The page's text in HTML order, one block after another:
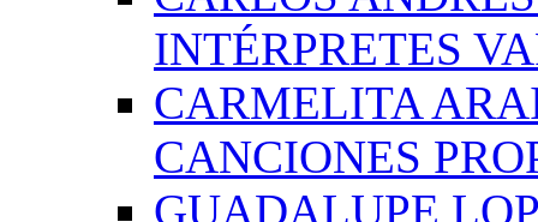
INTÉRPRETES
CARMELITA
CANCIONES
GUADALUPE